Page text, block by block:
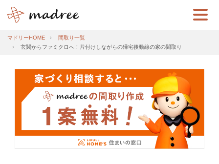
マドリーHOME
間取り一覧
玄関からファミクロへ！片付けしながらの帰宅後動線の家の間取り